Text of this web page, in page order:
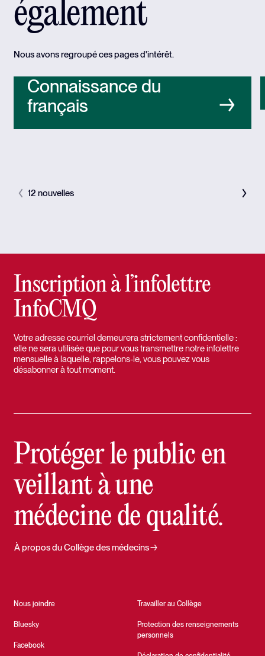
également
Nous avons regroupé ces pages d'intérêt.
Connaissance du
français
12 nouvelles
Inscription à l’infolettre
InfoCMQ
Votre adresse courriel demeurera strictement confidentielle :
elle ne sera utilisée que pour vous transmettre notre infolettre
mensuelle à laquelle, rappelons-le, vous pouvez vous
désabonner à tout moment.
Protéger le public en
veillant à une
médecine de qualité.
Nous joindre
Bluesky
Facebook
Travailler au Collège
Protection des renseignements
personnels
À propos du Collège des médecins